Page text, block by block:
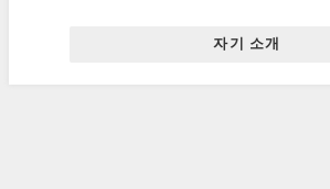
자기 소개